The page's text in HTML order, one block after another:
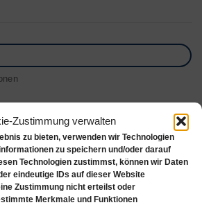
Zustimmung verwalten
zu bieten, verwenden wir Technologien
zu speichern und/oder darauf
Technologien zustimmst, können wir Daten
eindeutige IDs auf dieser Website
Zustimmung nicht erteilst oder
Merkmale und Funktionen